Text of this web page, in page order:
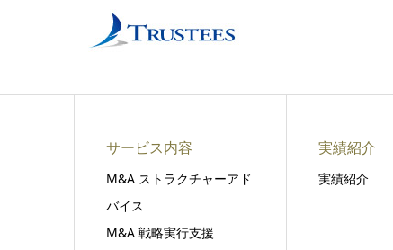
サービス内容
M&A ストラクチャーアド
バイス
M&A 戦略実行支援
実績紹介
実績紹介